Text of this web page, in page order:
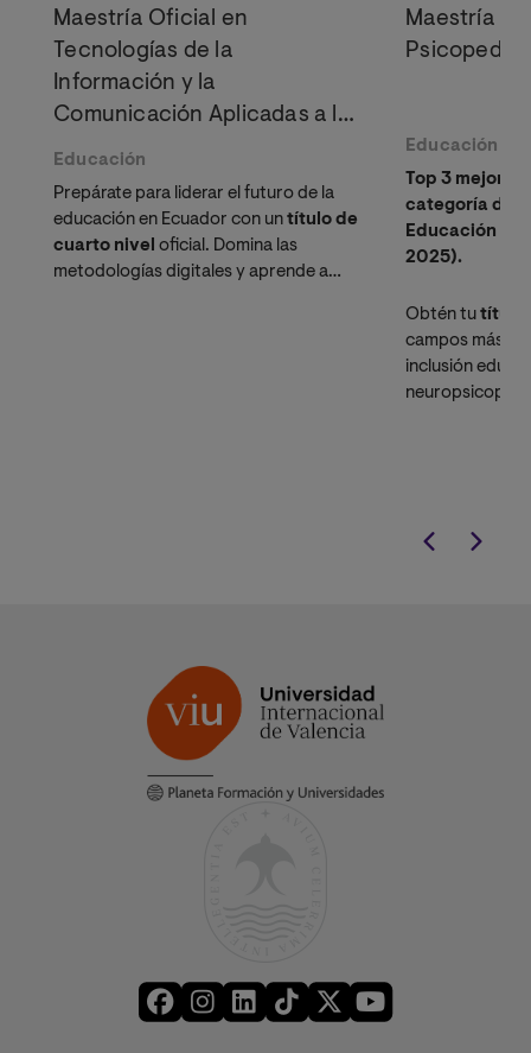
Maestría Oficial en
Tecnologías de la
Información y la
Comunicación Aplicadas a la
Educación
Educación
Prepárate para liderar el futuro de la
educación en Ecuador con untítulo de
cuarto nivel oficial. Domina las
metodologías digitales y aprende a
Maestría
Educación
Top 3 mejor
categoría de
Educación
2025).
Obtén tutítulo
campos más
inclusión